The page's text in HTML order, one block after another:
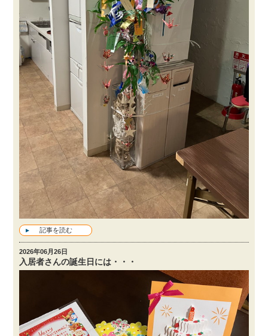
記事を読む
2026年06月26日
入居者さんの誕生日には・・・